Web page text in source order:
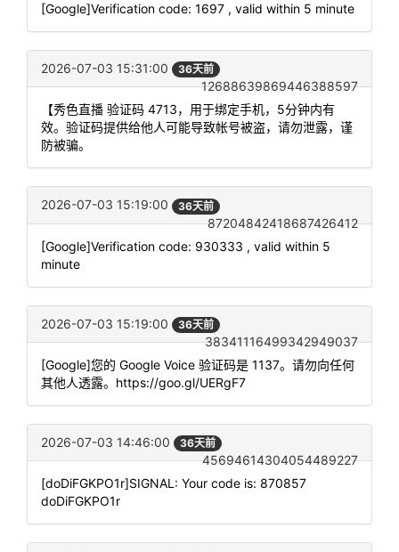
[Google]Verification code: 1697 , valid within 5 minute
2026-07-03 15:31:00 36天前
12688639869446388597
【秀色直播 验证码 4713，用于绑定手机，5分钟内有
效。验证码提供给他人可能导致帐号被盗，请勿泄露，谨
防被骗。
2026-07-03 15:19:00 36天前
87204842418687426412
[Google]Verification code: 930333 , valid within 5
minute
2026-07-03 15:19:00 36天前
38341116499342949037
[Google]您的 Google Voice 验证码是 1137。请勿向任何
其他人透露。https://goo.gl/UERgF7
2026-07-03 14:46:00 36天前
45694614304054489227
[doDiFGKPO1r]SIGNAL: Your code is: 870857
doDiFGKPO1r